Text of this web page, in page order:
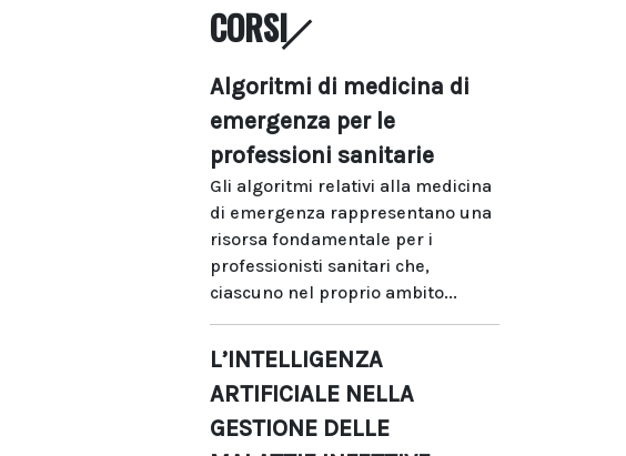
CORSI
Algoritmi di medicina di
emergenza per le
professioni sanitarie
Gli algoritmi relativi alla medicina
di emergenza rappresentano una
risorsa fondamentale per i
professionisti sanitari che,
ciascuno nel proprio ambito...
L’INTELLIGENZA
ARTIFICIALE NELLA
GESTIONE DELLE